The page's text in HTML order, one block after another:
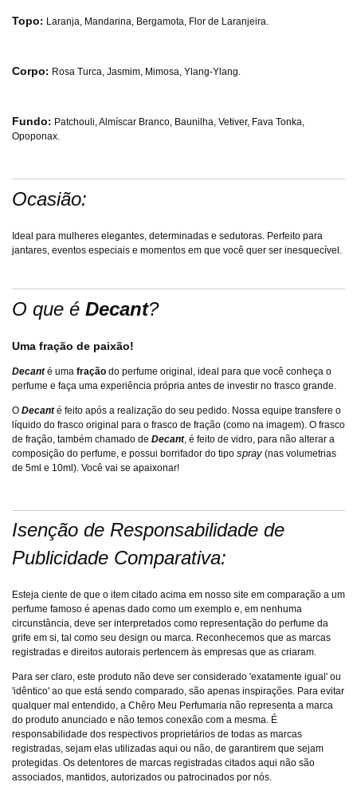
Topo: Laranja, Mandarina, Bergamota, Flor de Laranjeira.
Corpo: Rosa Turca, Jasmim, Mimosa, Ylang-Ylang.
Fundo: Patchouli, Almíscar Branco, Baunilha, Vetiver, Fava Tonka,
Opoponax.
Ocasião:
Ideal para mulheres elegantes, determinadas e sedutoras. Perfeito para
jantares, eventos especiais e momentos em que você quer ser inesquecível.
O que é Decant?
Uma fração de paixão!
Decanté uma fração do perfume original, ideal para que você conheça o
perfume e faça uma experiência própria antes de investir no frasco grande.
O Decanté feito após a realização do seu pedido. Nossa equipe transfere o
líquido do frasco original para o frasco de fração (como na imagem). O frasco
de fração, também chamado de Decant, é feito de vidro, para não alterar a
composição do perfume, e possui borrifador do tipo spray (nas volumetrias
de 5ml e 10ml). Você vai se apaixonar!
Isenção de Responsabilidade de
Publicidade Comparativa:
Esteja ciente de que o item citado acima em nosso site em comparação a um
perfume famoso é apenas dado como um exemplo e, em nenhuma
circunstância, deve ser interpretados como representação do perfume da
grife em si, tal como seu design ou marca. Reconhecemos que as marcas
registradas e direitos autorais pertencem às empresas que as criaram.
Para ser claro, este produto não deve ser considerado 'exatamente igual' ou
'idêntico' ao que está sendo comparado, são apenas inspirações. Para evitar
qualquer mal entendido, a Chêro Meu Perfumaria não representa a marca
do produto anunciado e não temos conexão com a mesma. É
responsabilidade dos respectivos proprietários de todas as marcas
registradas, sejam elas utilizadas aqui ou não, de garantirem que sejam
protegidas. Os detentores de marcas registradas citados aqui não são
associados, mantidos, autorizados ou patrocinados por nós.